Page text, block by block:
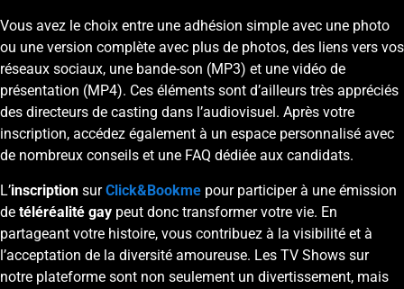
Vous avez le choix entre une adhésion simple avec une photo
ou une version complète avec plus de photos, des liens vers vos
réseaux sociaux, une bande-son (MP3) et une vidéo de
présentation (MP4). Ces éléments sont d’ailleurs très appréciés
des directeurs de casting dans l’audiovisuel. Après votre
inscription, accédez également à un espace personnalisé avec
de nombreux conseils et une FAQ dédiée aux candidats.
L’inscription surClick&Bookme pour participer à une émission
de téléréalité gay peut donc transformer votre vie. En
partageant votre histoire, vous contribuez à la visibilité et à
l’acceptation de la diversité amoureuse. Les TV Shows sur
notre plateforme sont non seulement un divertissement, mais